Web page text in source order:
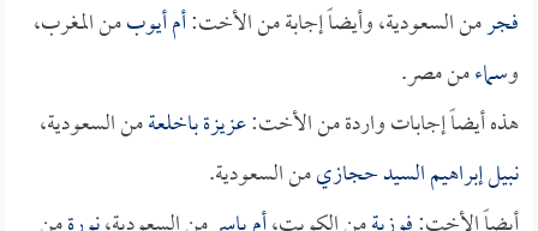
فجرمن السعودية، وأيضاً إجابة من الأخت:أم أيوبمن المغرب،
وسماءمن مصر.
هذه أيضاً إجابات واردة من الأخت:عزيزة باخلعةمن السعودية،
نبيل إبراهيم السيد حجازيمن السعودية.